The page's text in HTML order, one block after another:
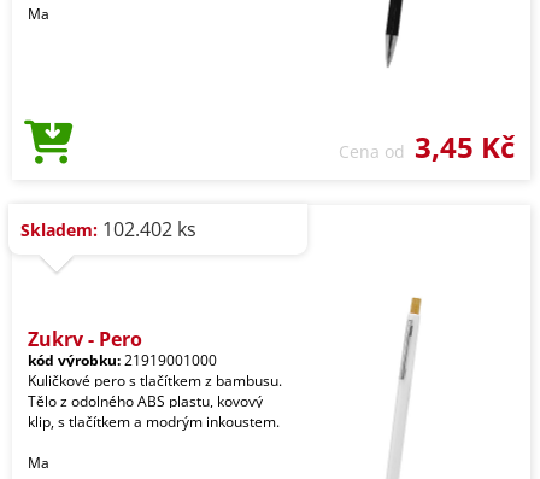
Ma
Cena od 3,45 Kč
Skladem: 102.402 ks
Zukry - Pero
kód výrobku:21919001000
Kuličkové pero s tlačítkem z bambusu.
Tělo z odolného ABS plastu, kovový
klip, s tlačítkem a modrým inkoustem.
Ma